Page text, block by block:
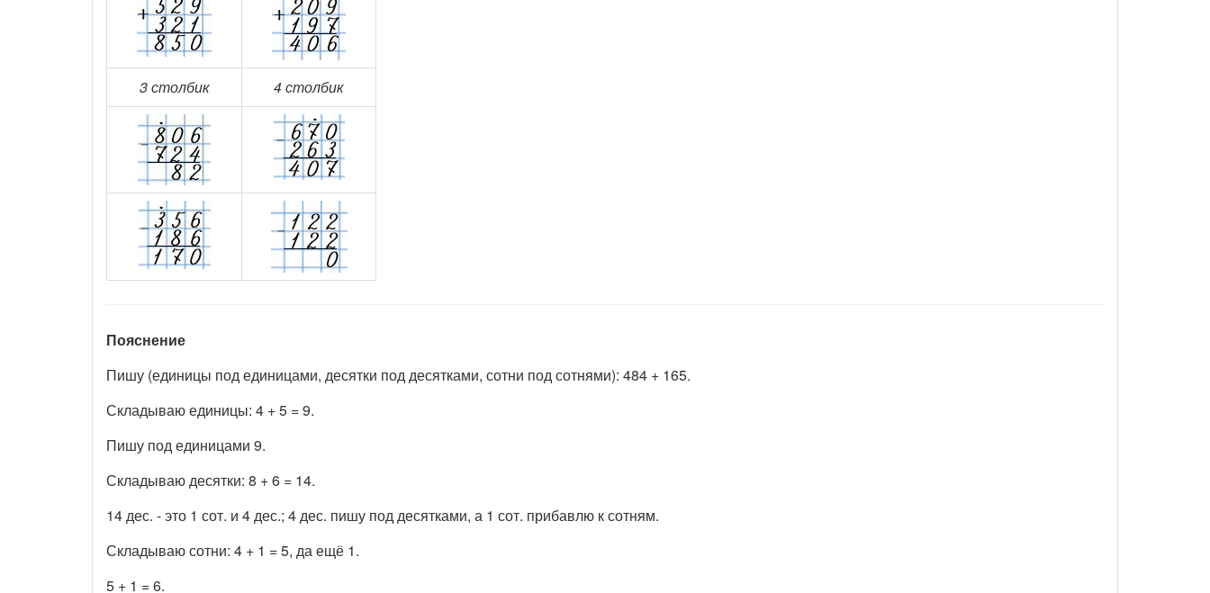
3 столбик 4 столбик
Пояснение
Пишу (единицы под единицами, десятки под десятками, сотни под сотнями): 484 + 165.
Складываю единицы: 4 + 5 = 9.
Пишу под единицами 9.
Складываю десятки: 8 + 6 = 14.
14 дес. - это 1 сот. и 4 дес.; 4 дес. пишу под десятками, а 1 сот. прибавлю к сотням.
Складываю сотни: 4 + 1 = 5, да ещё 1.
5 + 1 = 6.